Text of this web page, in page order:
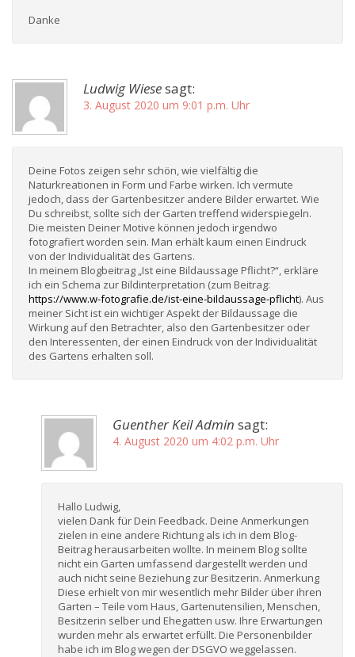
Danke
Ludwig Wiesesagt:
3. August 2020 um 9:01 p.m. Uhr
Deine Fotos zeigen sehr schön, wie vielfältig die
Naturkreationen in Form und Farbe wirken. Ich vermute
jedoch, dass der Gartenbesitzer andere Bilder erwartet. Wie
Du schreibst, sollte sich der Garten treffend widerspiegeln.
Die meisten Deiner Motive können jedoch irgendwo
fotografiert worden sein. Man erhält kaum einen Eindruck
von der Individualität des Gartens.
In meinem Blogbeitrag „Ist eine Bildaussage Pflicht?“, erkläre
ich ein Schema zur Bildinterpretation (zum Beitrag:
https://www.w-fotografie.de/ist-eine-bildaussage-pflicht). Aus
meiner Sicht ist ein wichtiger Aspekt der Bildaussage die
Wirkung auf den Betrachter, also den Gartenbesitzer oder
den Interessenten, der einen Eindruck von der Individualität
des Gartens erhalten soll.
Guenther Keil Admin sagt:
4. August 2020 um 4:02 p.m. Uhr
Hallo Ludwig,
vielen Dank für Dein Feedback. Deine Anmerkungen
zielen in eine andere Richtung als ich in dem Blog-
Beitrag herausarbeiten wollte. In meinem Blog sollte
nicht ein Garten umfassend dargestellt werden und
auch nicht seine Beziehung zur Besitzerin. Anmerkung
Diese erhielt von mir wesentlich mehr Bilder über ihren
Garten – Teile vom Haus, Gartenutensilien, Menschen,
Besitzerin selber und Ehegatten usw. Ihre Erwartungen
wurden mehr als erwartet erfüllt. Die Personenbilder
habe ich im Blog wegen der DSGVO weggelassen.